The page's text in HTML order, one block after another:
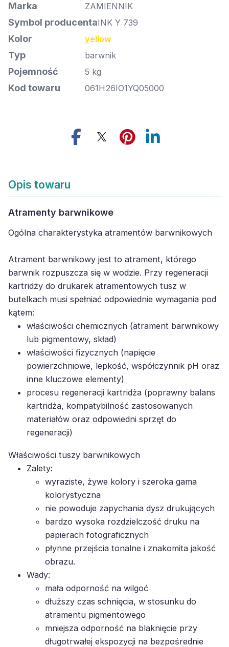
Marka ZAMIENNIK
Symbol producentaINK Y 739
Kolor yellow
Typ barwnik
Pojemność 5 kg
Kod towaru 061H26IO1YQ05000
Opis towaru
Atramenty barwnikowe
Ogólna charakterystyka atramentów barwnikowych
Atrament barwnikowy jest to atrament, którego
barwnik rozpuszcza się w wodzie. Przy regeneracji
kartridży do drukarek atramentowych tusz w
butelkach musi spełniać odpowiednie wymagania pod
kątem:
właściwości chemicznych (atrament barwnikowy
lub pigmentowy, skład)
właściwości fizycznych (napięcie
powierzchniowe, lepkość, współczynnik pH oraz
inne kluczowe elementy)
procesu regeneracji kartridża (poprawny balans
kartridża, kompatybilność zastosowanych
materiałów oraz odpowiedni sprzęt do
regeneracji)
Właściwości tuszy barwnikowych
Zalety:
wyraziste, żywe kolory i szeroka gama
kolorystyczna
nie powoduje zapychania dysz drukujących
bardzo wysoka rozdzielczość druku na
papierach fotograficznych
płynne przejścia tonalne i znakomita jakość
obrazu.
Wady:
mała odporność na wilgoć
dłuższy czas schnięcia, w stosunku do
atramentu pigmentowego
mniejsza odporność na blaknięcie przy
długotrwałej ekspozycji na bezpośrednie